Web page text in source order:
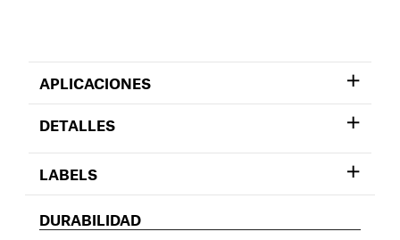
APLICACIONES
DETALLES
LABELS
DURABILIDAD